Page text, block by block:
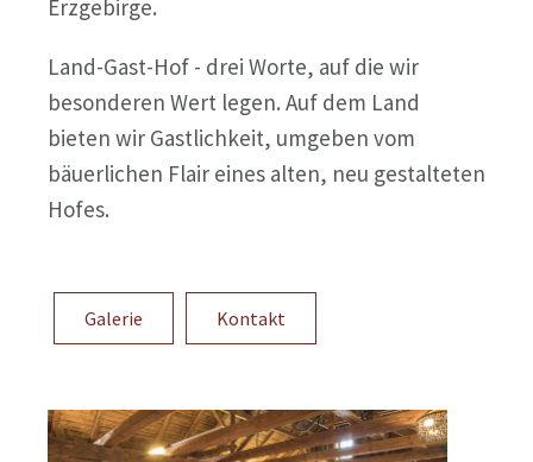
Erzgebirge.
Land-Gast-Hof - drei Worte, auf die wir
besonderen Wert legen. Auf dem Land
bieten wir Gastlichkeit, umgeben vom
bäuerlichen Flair eines alten, neu gestalteten
Hofes.
Galerie Kontakt